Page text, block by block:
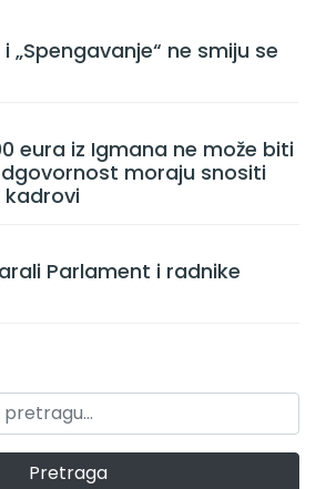
„Spengavanje“ ne smiju se
eura iz Igmana ne može biti
moraju snositi
kadrovi
Parlament i radnike
Pretraga